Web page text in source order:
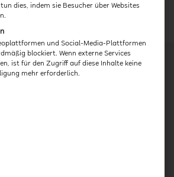
dies, indem sie Besucher über Websites
und Social-Media-Plattformen
blockiert. Wenn externe Services
ist für den Zugriff auf diese Inhalte keine
mehr erforderlich.